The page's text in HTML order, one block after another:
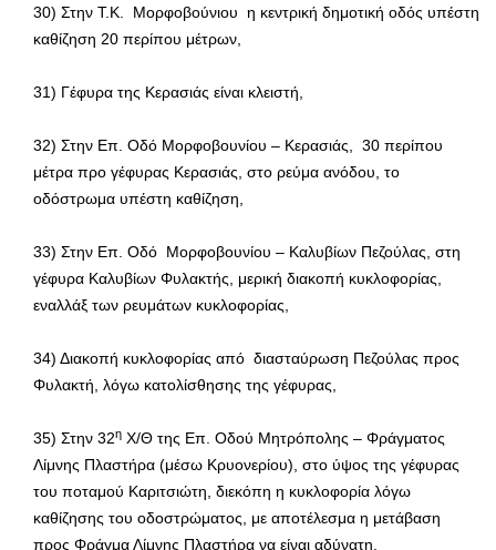
30) Στην Τ.Κ. Μορφοβούνιου η κεντρική δημοτική οδός υπέστη
καθίζηση 20 περίπου μέτρων,
31) Γέφυρα της Κερασιάς είναι κλειστή,
32) Στην Επ. Οδό Μορφοβουνίου – Κερασιάς, 30 περίπου
μέτρα προ γέφυρας Κερασιάς, στο ρεύμα ανόδου, το
οδόστρωμα υπέστη καθίζηση,
33) Στην Επ. Οδό Μορφοβουνίου – Καλυβίων Πεζούλας, στη
γέφυρα Καλυβίων Φυλακτής, μερική διακοπή κυκλοφορίας,
εναλλάξ των ρευμάτων κυκλοφορίας,
34) Διακοπή κυκλοφορίας από διασταύρωση Πεζούλας προς
Φυλακτή, λόγω κατολίσθησης της γέφυρας,
35) Στην 32η Χ/Θ της Επ. Οδού Μητρόπολης – Φράγματος
Λίμνης Πλαστήρα (μέσω Κρυονερίου), στο ύψος της γέφυρας
του ποταμού Καριτσιώτη, διεκόπη η κυκλοφορία λόγω
καθίζησης του οδοστρώματος, με αποτέλεσμα η μετάβαση
προς Φράγμα Λίμνης Πλαστήρα να είναι αδύνατη,